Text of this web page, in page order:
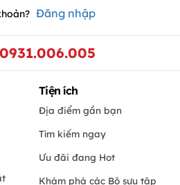
Đăng nhập
0931.006.005
Tiện ích
Địa điểm gần bạn
Tìm kiếm ngay
Ưu đãi đang Hot
Khám phá các Bộ sưu tập